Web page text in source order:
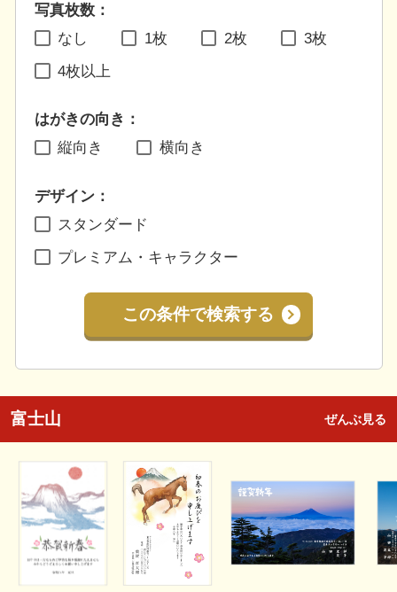
写真枚数：
なし
1枚 2枚 3枚
4枚以上
はがきの向き：
縦向き
横向き
デザイン：
スタンダード
プレミアム・キャラクター
この条件で検索する
富士山 ぜんぶ見る